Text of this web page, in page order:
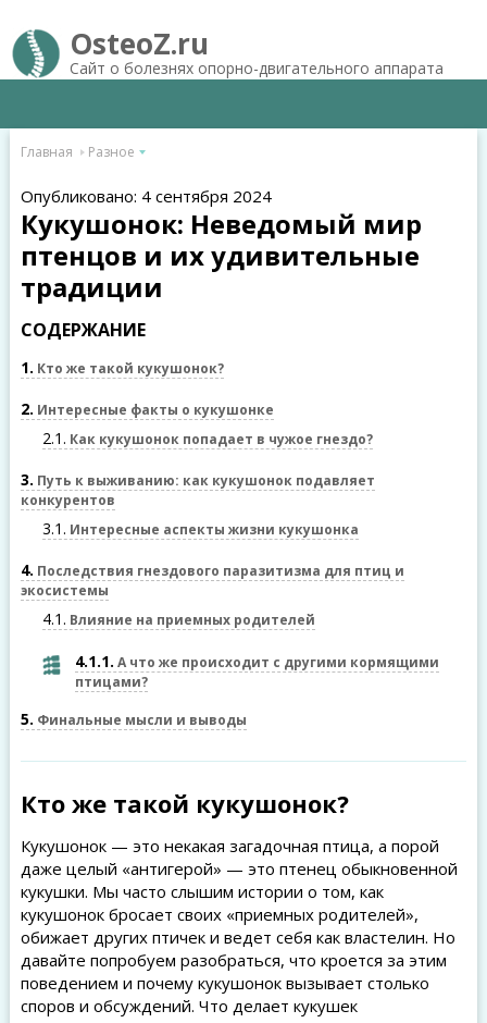
OsteoZ.ru
Сайт о болезнях опорно-двигательного аппарата
Главная Разное
Опубликовано: 4 сентября 2024
Кукушонок: Неведомый мир
птенцов и их удивительные
традиции
СОДЕРЖАНИЕ
1 Кто же такой кукушонок?
2 Интересные факты о кукушонке
2.1 Как кукушонок попадает в чужое гнездо?
3 Путь к выживанию: как кукушонок подавляет
конкурентов
3.1 Интересные аспекты жизни кукушонка
4 Последствия гнездового паразитизма для птиц и
экосистемы
4.1 Влияние на приемных родителей
4.1.1 А что же происходит с другими кормящими
птицами?
5 Финальные мысли и выводы
Кто же такой кукушонок?
Кукушонок — это некакая загадочная птица, а порой
даже целый «антигерой» — это птенец обыкновенной
кукушки. Мы часто слышим истории о том, как
кукушонок бросает своих «приемных родителей»,
обижает других птичек и ведет себя как властелин. Но
давайте попробуем разобраться, что кроется за этим
поведением и почему кукушонок вызывает столько
споров и обсуждений. Что делает кукушек